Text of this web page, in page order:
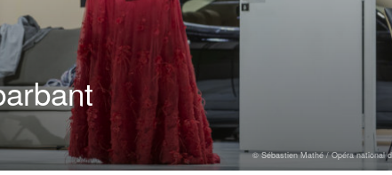
© Sébastien Mathé / Opéra national